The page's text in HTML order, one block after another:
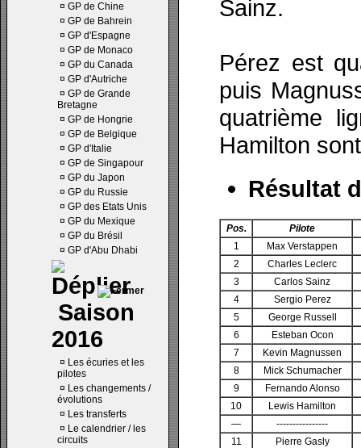
¤ GP de Chine
¤ GP de Bahrein
¤ GP d'Espagne
¤ GP de Monaco
¤ GP du Canada
¤ GP d'Autriche
¤ GP de Grande
Bretagne
¤ GP de Hongrie
¤ GP de Belgique
¤ GP d'Italie
¤ GP de Singapour
¤ GP du Japon
¤ GP du Russie
¤ GP des Etats Unis
¤ GP du Mexique
¤ GP du Brésil
¤ GP d'Abu Dhabi
Saison
2016
¤ Les écuries et les
pilotes
¤ Les changements /
évolutions
¤ Les transferts
¤ Le calendrier / les
circuits
Sainz.
Pérez est
puis
quatrième
Hamilton
Résultat
Pos.
Pilote
1
Max Verstappen
2
Charles Leclerc
3
Carlos Sainz
4
Sergio Perez
5
George Russell
6
Esteban Ocon
7
Kevin Magnussen
8
Mick Schumacher
9
Fernando Alonso
10
Lewis Hamilton
—
----------------
11
Pierre Gasly